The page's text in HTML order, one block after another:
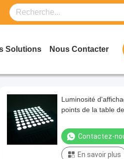
Solutions Nous Contacter
Luminosité
points de la table
Contactez-
En savoir plus